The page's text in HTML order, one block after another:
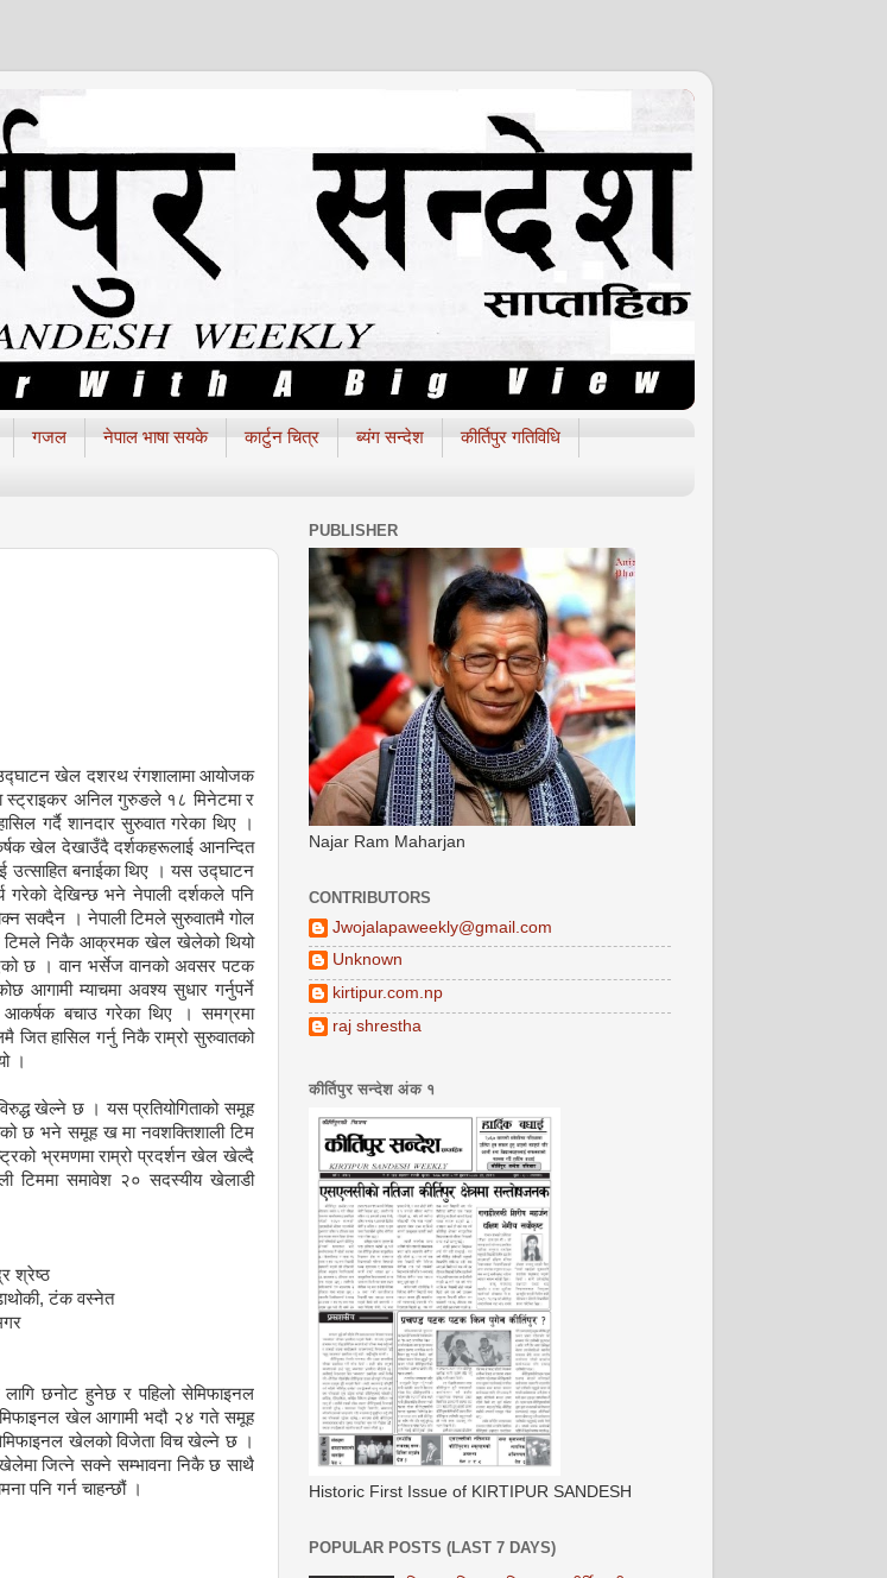
गजल नेपाल भाषा सयके कार्टुन चित्र ब्यंग सन्देश
कीर्तिपुर गतिविधि
उद्घाटन खेल दशरथ रंगशालामा आयोजक
स्ट्राइकर अनिल गुरुङले १८ मिनेटमा र
गर्दै शानदार सुरुवात गरेका थिए ।
खेल देखाउँदै दर्शकहरूलाई आनन्दित
उत्साहित बनाईका थिए । यस उद्घाटन
गरेको देखिन्छ भने नेपाली दर्शकले पनि
सक्दैन । नेपाली टिमले सुरुवातमै गोल
टिमले निकै आक्रमक खेल खेलेको थियो
छ । वान भर्सेज वानको अवसर पटक
आगामी म्याचमा अवश्य सुधार गर्नुपर्ने
बचाउ गरेका थिए । समग्रमा
जित हासिल गर्नु निकै राम्रो सुरुवातको
।
खेल्ने छ । यस प्रतियोगिताको समूह
छ भने समूह ख मा नवशक्तिशाली टिम
भ्रमणमा राम्रो प्रदर्शन खेल खेल्दै
टिममा समावेश २० सदस्यीय खेलाडी
श्रेष्ठ
टंक वस्नेत
छनोट हुनेछ र पहिलो सेमिफाइनल
खेल आगामी भदौ २४ गते समूह
खेलको विजेता विच खेल्ने छ ।
जित्ने सक्ने सम्भावना निकै छ साथै
पनि गर्न चाहन्छौं ।
PUBLISHER
Najar Ram Maharjan
CONTRIBUTORS
Jwojalapaweekly@gmail.com
Unknown
kirtipur.com.np
raj shrestha
कीर्तिपुर सन्देश अंक १
Historic First Issue of KIRTIPUR SANDESH
POPULAR POSTS (LAST 7 DAYS)